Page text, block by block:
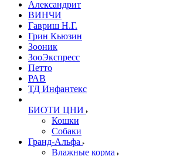
Александрит
ВИНЧИ
Гавриш Н.Г.
Грин Кьюзин
Зооник
ЗооЭкспресс
Петто
РАВ
ТД Инфантекс
БИОТИ ЦНИ
Кошки
Собаки
Гранд-Альфа
Влажные корма